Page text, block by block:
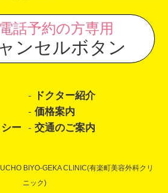
話予約の方専用
ンセルボタン
ドクター紹介
価格案内
ー
交通のご案内
BIYO-GEKA CLINIC(有楽町美容外科クリ
ニック)